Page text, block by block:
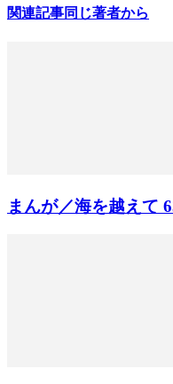
関連記事同じ著者から
まんが／海を越えて